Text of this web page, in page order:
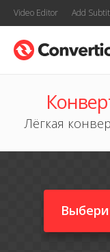
Video Editor Add
Лёгкая